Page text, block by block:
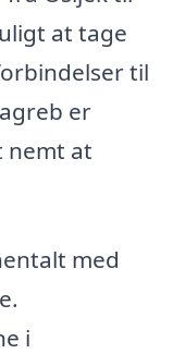
at tage
til
er
nemt at
med
i